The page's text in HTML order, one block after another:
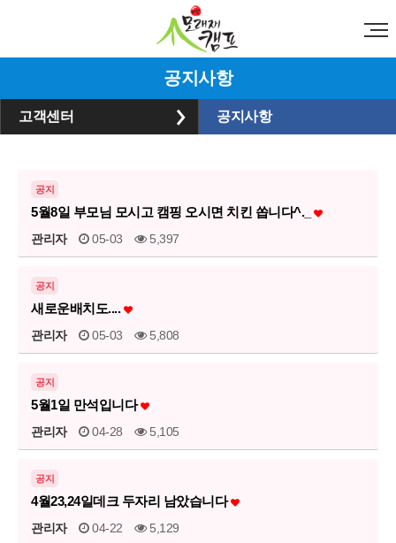
공지사항
고객센터 공지사항
공지
5월8일 부모님 모시고 캠핑 오시면 치킨 쏩니다^._
관리자 05-03 5,397
공지
새로운배치도....
관리자 05-03 5,808
공지
5월1일 만석입니다
관리자 04-28 5,105
공지
4월23,24일데크 두자리 남았습니다
관리자 04-22 5,129